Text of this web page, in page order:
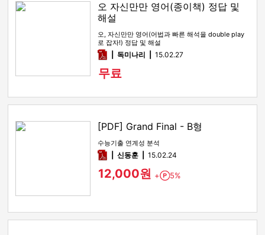
오 자신만만 영어(종이책) 정답 및
해설
오, 자신만만 영어(어법과 빠른 해석을 double play
로 잡자!) 정답 및 해설
pdf독미나리 15.02.27
무료
[PDF] Grand Final - B형
수능기출 연계성 분석
pdf신동훈 15.02.24
12,000원 + Point
5%